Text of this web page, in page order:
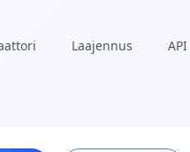
Laajennus API